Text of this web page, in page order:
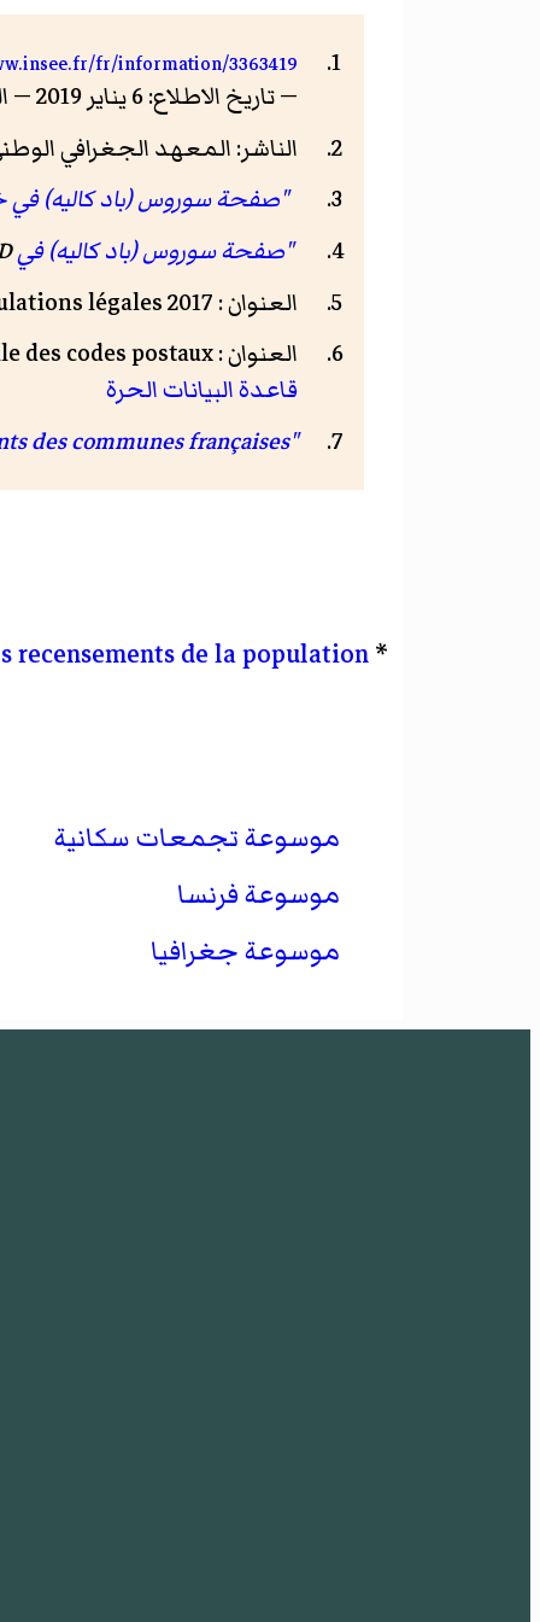
fr/information/3363419
— تاريخ الاطلاع: 6 يناير 2019 — الرخصة: رخصة حرة
الناشر: المعهد الجغرافي
"صفحة سوروس (باد كاليه) في
"صفحة سوروس (باد كاليه) في GeoNames ID"
العنوان : Populations légales 2017 — الناشر:
العنوان : Base officielle des codes postaux — الناشر:
قاعدة البيانات الحرة
"Nom des habitants des communes françaises"
*
recensements de la population
موسوعة تجمعات سكانية
موسوعة فرنسا
موسوعة جغرافيا